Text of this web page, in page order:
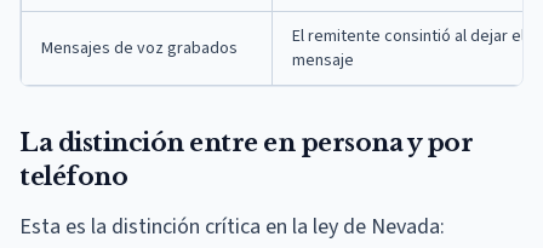
Mensajes de voz grabados
El remitente consintió al dejar el
mensaje
La distinción entre en persona y por
teléfono
Esta es la distinción crítica en la ley de Nevada: